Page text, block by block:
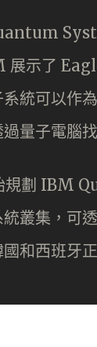
展示了
統可以作
量子電腦
規劃 IBM
叢集，可
和西班牙